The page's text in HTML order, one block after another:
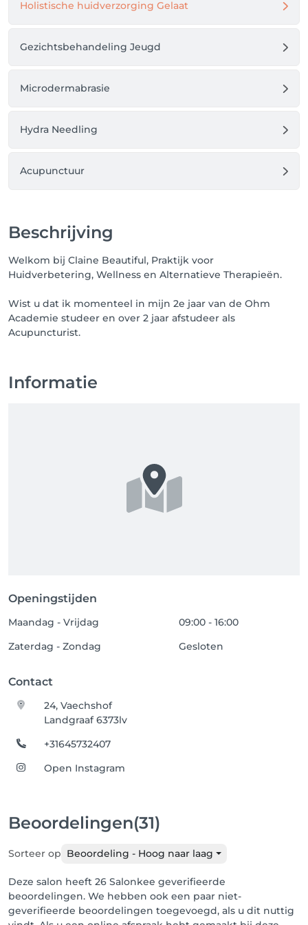
Holistische huidverzorging Gelaat
Gezichtsbehandeling Jeugd
Microdermabrasie
Hydra Needling
Acupunctuur
Beschrijving
Welkom bij Claine Beautiful, Praktijk voor
Huidverbetering, Wellness en Alternatieve Therapieën.
Wist u dat ik momenteel in mijn 2e jaar van de Ohm
Academie studeer en over 2 jaar afstudeer als
Acupuncturist.
Informatie
Openingstijden
Maandag - Vrijdag
09:00 - 16:00
Zaterdag - Zondag
Gesloten
Contact
24, Vaechshof
Landgraaf 6373lv
+31645732407
Open Instagram
Beoordelingen(31)
Sorteer op Beoordeling - Hoog naar laag
Deze salon heeft 26 Salonkee geverifieerde
beoordelingen. We hebben ook een paar niet-
geverifieerde beoordelingen toegevoegd, als u dit nuttig